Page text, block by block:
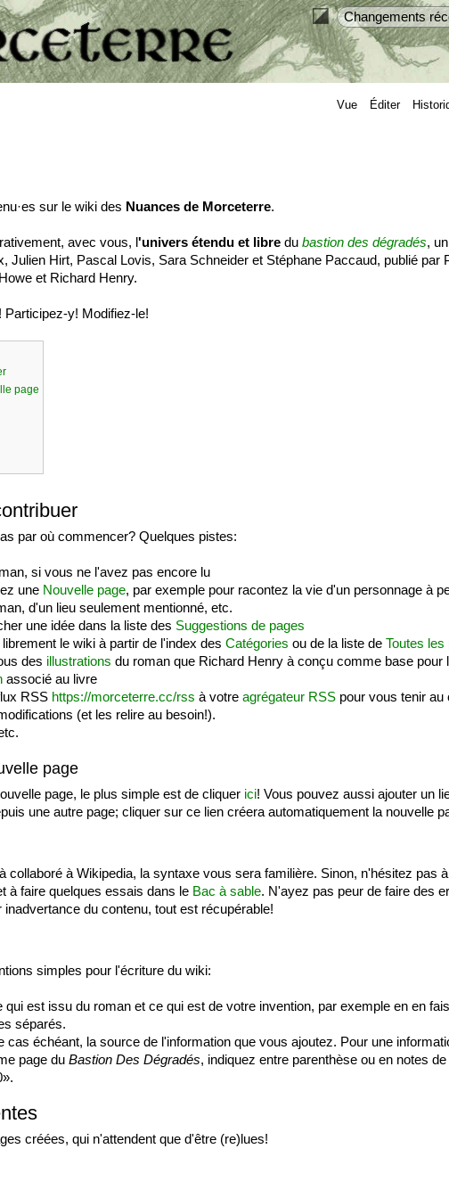
Changements
Vue Éditer
sur le wiki des Nuances de Morceterre.
avec vous, l'univers étendu et libre du bastion des dégradés,
Julien Hirt, Pascal Lovis, Sara Schneider et Stéphane Paccaud, publié par
et Richard Henry.
Participez-y! Modifiez-le!
page
par où commencer? Quelques pistes:
si vous ne l'avez pas encore lu
une Nouvelle page, par exemple pour racontez la vie d'un personnage à
d'un lieu seulement mentionné, etc.
une idée dans la liste des Suggestions de pages
le wiki à partir de l'index des Catégories ou de la liste de Toutes les
des illustrations du roman que Richard Henry à conçu comme base pour
associé au livre
RSS https://morceterre.cc/rss à votre agrégateur RSS pour vous tenir au
(et les relire au besoin!).
page
page, le plus simple est de cliquer ici! Vous pouvez aussi ajouter un
une autre page; cliquer sur ce lien créera automatiquement la nouvelle
collaboré à Wikipedia, la syntaxe vous sera familière. Sinon, n'hésitez pas
à faire quelques essais dans le Bac à sable. N'ayez pas peur de faire des
inadvertance du contenu, tout est récupérable!
simples pour l'écriture du wiki:
qui est issu du roman et ce qui est de votre invention, par exemple en en
séparés.
cas échéant, la source de l'information que vous ajoutez. Pour une
page du Bastion Des Dégradés, indiquez entre parenthèse ou en notes
créées, qui n'attendent que d'être (re)lues!